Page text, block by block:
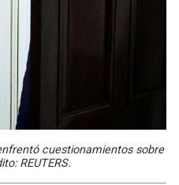
cuestionamientos sobre
REUTERS.